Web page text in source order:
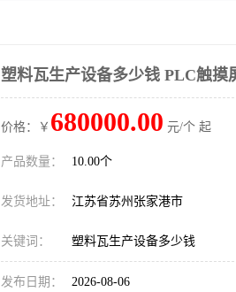
塑料瓦生产设备多少钱 PLC触摸
价格：￥ 680000.00 元/个 起
产品数量： 10.00个
发货地址： 江苏省苏州张家港市
关键词： 塑料瓦生产设备多少钱
发布日期： 2026-08-06